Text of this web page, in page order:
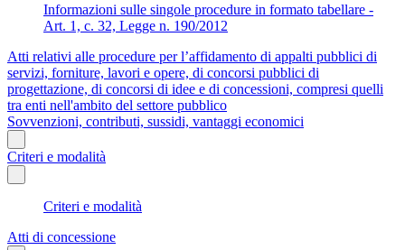
Informazioni sulle singole procedure in formato tabellare -
Art. 1, c. 32, Legge n. 190/2012
Atti relativi alle procedure per l’affidamento di appalti pubblici di
servizi, forniture, lavori e opere, di concorsi pubblici di
progettazione, di concorsi di idee e di concessioni, compresi quelli
tra enti nell'ambito del settore pubblico
Sovvenzioni, contributi, sussidi, vantaggi economici
Criteri e modalità
Criteri e modalità
Atti di concessione